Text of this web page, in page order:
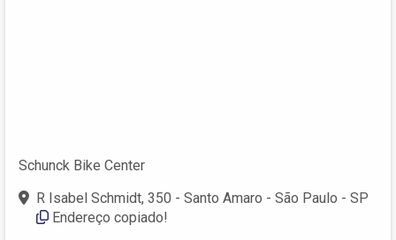
Schunck Bike Center
R Isabel Schmidt, 350 - Santo Amaro - São Paulo - SP
Endereço copiado!